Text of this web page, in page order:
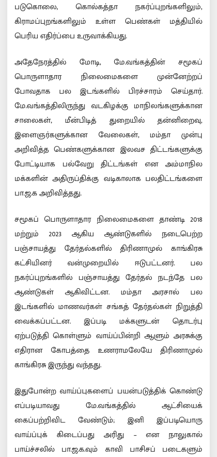
படுகொலை, கொல்கத்தா நகர்ப்புறங்களிலும்,
கிராமப்புறங்களிலும் உள்ள பெண்கள் மத்தியில்
பெரிய எதிர்ப்பை உருவாக்கியது.
அதேநேரத்தில் மோடி, மே.வங்கத்தின் சமூகப்
பொருளாதார நிலைமைகளை முன்னேற்றப்
போவதாக பல இடங்களில் பிரச்சாரம் செய்தார்.
மே.வங்கத்திலிருந்து வடகிழக்கு மாநிலங்களுக்கான
சாலைகள், மீன்பிடித் துறையில் தன்னிறைவு,
இளைஞர்களுக்கான வேலைகள், மம்தா முன்பு
அறிவித்த பெண்களுக்கான இலவச திட்டங்களுக்கு
போட்டியாக பல்வேறு திட்டங்கள் என அம்மாநில
மக்களின் அதிருப்திக்கு வடிகாலாக பலதிட்டங்களை
பா.ஜ.க அறிவித்தது.
சமூகப் பொருளாதார நிலைமைகளை தாண்டி 2018
மற்றும் 2023 ஆகிய ஆண்டுகளில் நடைபெற்ற
பஞ்சாயத்து தேர்தல்களில் திரிணாமுல் காங்கிரசு
கட்சியினர் வன்முறையில் ஈடுபட்டனர். பல
நகர்ப்புறங்களில் பஞ்சாயத்து தேர்தல் நடந்தே பல
ஆண்டுகள் ஆகிவிட்டன. மம்தா அரசால் பல
இடங்களில் மாணவர்கள் சங்கத் தேர்தல்கள் நிறுத்தி
வைக்கப்பட்டன. இப்படி மக்களுடன் தொடர்பு
ஏற்படுத்தி கொள்ளும் வாய்ப்பின்றி ஆளும் அரசுக்கு
எதிரான கோபத்தை உணராமலேயே திரிணாமுல்
காங்கிரசு இருந்து வந்தது.
இதுபோன்ற வாய்ப்புகளைப் பயன்படுத்திக் கொண்டு
எப்படியாவது மே.வங்கத்தில் ஆட்சியைக்
கைப்பற்றிவிட வேண்டும்; இனி இப்படியொரு
வாய்ப்புக் கிடைப்பது அரிது – என நாலுகால்
பாய்ச்சலில் பா.ஜ.க.வும் காவி பாசிசப் படைகளும்